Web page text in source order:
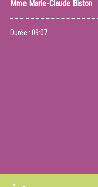
Mme Marie-Claude Biston
Durée : 09:07